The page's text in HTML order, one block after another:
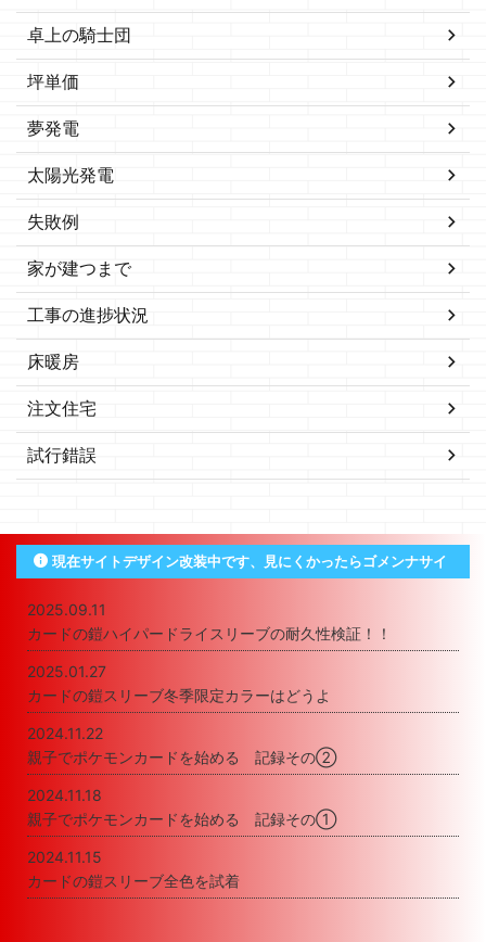
卓上の騎士団
坪単価
夢発電
太陽光発電
失敗例
家が建つまで
工事の進捗状況
床暖房
注文住宅
試行錯誤
現在サイトデザイン改装中です、見にくかったらゴメンナサイ
2025.09.11
カードの鎧ハイパードライスリーブの耐久性検証！！
2025.01.27
カードの鎧スリーブ冬季限定カラーはどうよ
2024.11.22
親子でポケモンカードを始める 記録その②
2024.11.18
親子でポケモンカードを始める 記録その①
2024.11.15
カードの鎧スリーブ全色を試着